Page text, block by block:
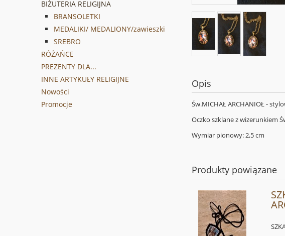
BIŻUTERIA RELIGIJNA
BRANSOLETKI
MEDALIKI/ MEDALIONY/zawieszki
SREBRO
RÓŻAŃCE
PREZENTY DLA...
INNE ARTYKUŁY RELIGIJNE
Nowości
Promocje
Opis
Św.MICHAŁ ARCHANIOŁ -
Oczko szklane z wizerunkiem
Wymiar pionowy: 2,5 cm
Produkty powiązane